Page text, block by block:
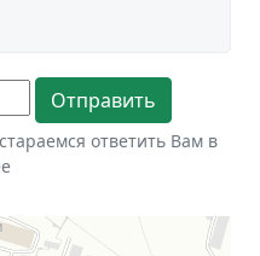
ответить Вам в
— Яндекс Карты